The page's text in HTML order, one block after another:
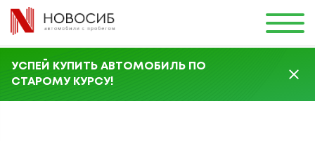
УСПЕЙ КУПИТЬ АВТОМОБИЛЬ ПО
СТАРОМУ КУРСУ!